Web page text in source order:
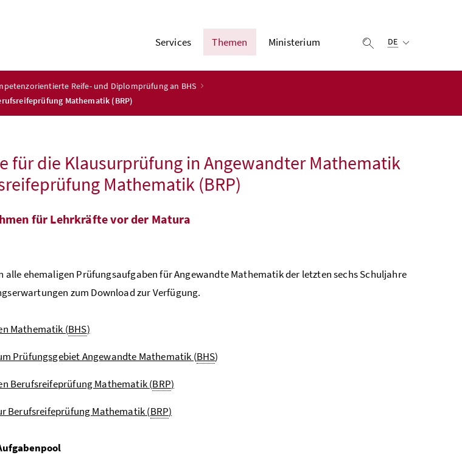
Services Themen Ministerium Suche einblenden
DE
Reife- und Diplomprüfung an BHS
Mathematik (BRP)
für die Klausurprüfung in Angewandter Mathematik
Mathematik (BRP)
für Lehrkräfte vor der Matura
alle ehemaligen Prüfungsaufgaben für Angewandte Mathematik der letzten sechs Schuljahre
zum Download zur Verfügung.
Mathematik (BHS)
Prüfungsgebiet Angewandte Mathematik (BHS)
Berufsreifeprüfung Mathematik (BRP)
Berufsreifeprüfung Mathematik (BRP)